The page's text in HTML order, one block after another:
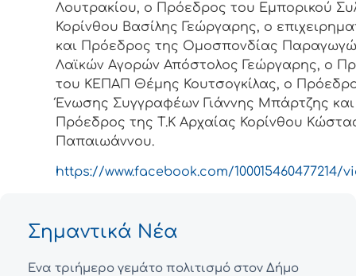
Λουτρακίου, ο Πρόεδρος του Εμπορικού
Κορίνθου Βασίλης Γεώργαρης, ο
και Πρόεδρος της Ομοσπονδίας
Λαϊκών Αγορών Απόστολος Γεώργαρης, ο
του ΚΕΠΑΠ Θέμης Κουτσογκίλας, ο
Ένωσης Συγγραφέων Γιάννης Μπάρτζης
Πρόεδρος της Τ.Κ Αρχαίας Κορίνθου
Παπαιωάννου.
https://www.facebook.com/100015460477214/
Σημαντικά Νέα
Ένα τριήμερο γεμάτο πολιτισμό στον Δήμο